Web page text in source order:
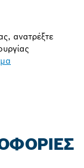
ανατρέξτε